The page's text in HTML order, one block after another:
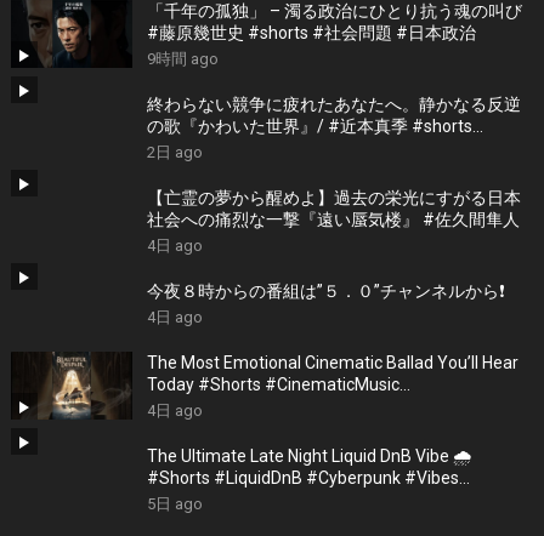
「千年の孤独」 – 濁る政治にひとり抗う魂の叫び
#藤原幾世史 #shorts #社会問題 #日本政治
9時間 ago
終わらない競争に疲れたあなたへ。静かなる反逆
の歌『かわいた世界』/ #近本真季 #shorts
#music
2日 ago
【亡霊の夢から醒めよ】過去の栄光にすがる日本
社会への痛烈な一撃『遠い蜃気楼』 #佐久間隼人
4日 ago
今夜８時からの番組は”５．０”チャンネルから❗️
4日 ago
The Most Emotional Cinematic Ballad You’ll Hear
Today #Shorts #CinematicMusic
#EmotionalVibes #Piano
4日 ago
The Ultimate Late Night Liquid DnB Vibe 🌧️
#Shorts #LiquidDnB #Cyberpunk #Vibes
#ElectronicMusic
5日 ago